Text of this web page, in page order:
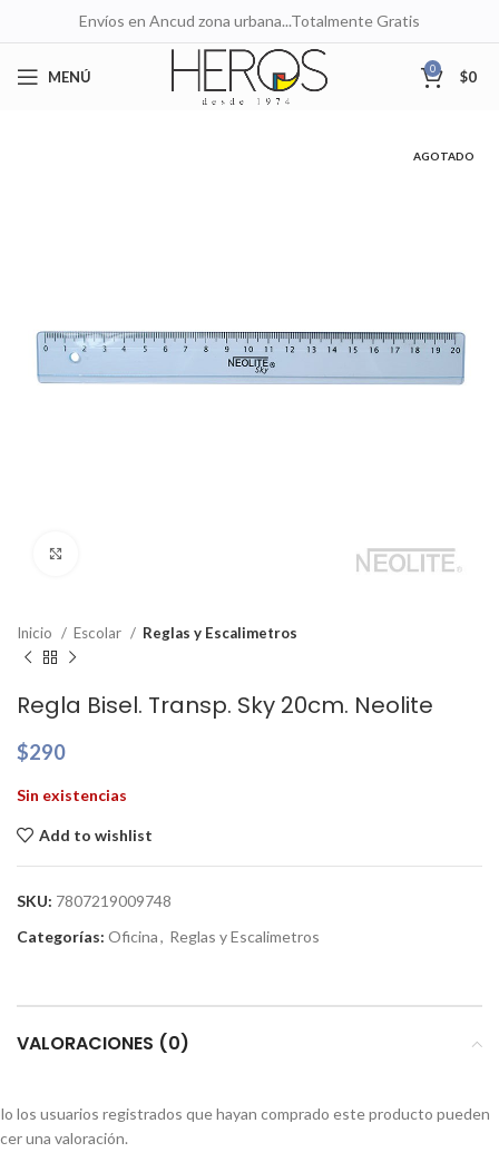
Envíos en Ancud zona urbana...Totalmente Gratis
MENÚ 0 $0
AGOTADO
Inicio Escolar Reglas y Escalimetros
Regla Bisel. Transp. Sky 20cm. Neolite
$290
Sin existencias
Add to wishlist
SKU: 7807219009748
Categorías: Oficina, Reglas y Escalimetros
VALORACIONES (0)
los usuarios registrados que hayan comprado este producto pueden
una valoración.